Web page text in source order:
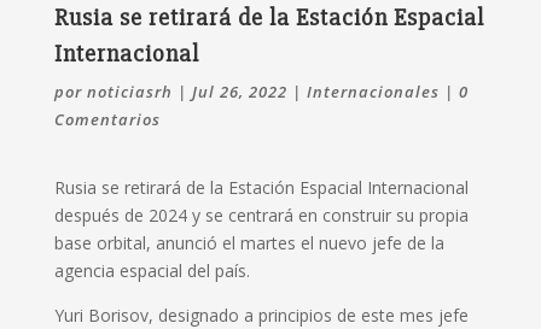
Rusia se retirará de la Estación Espacial
Internacional
por noticiasrh | Jul 26, 2022 | Internacionales | 0
Comentarios
Rusia se retirará de la Estación Espacial Internacional
después de 2024 y se centrará en construir su propia
base orbital, anunció el martes el nuevo jefe de la
agencia espacial del país.
Yuri Borisov, designado a principios de este mes jefe